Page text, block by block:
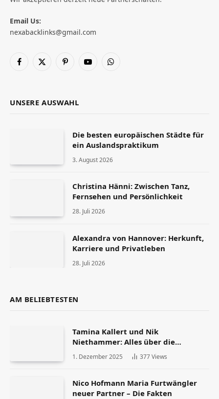
Email Us:
nexabacklinks@gmail.com
Facebook
X
PinterestYouTubeWhatsApp
UNSERE AUSWAHL
Die besten europäischen Städte für
ein Auslandspraktikum
3. August 2026
Christina Hänni: Zwischen Tanz,
Fernsehen und Persönlichkeit
28. Juli 2026
Alexandra von Hannover: Herkunft,
Karriere und Privatleben
28. Juli 2026
AM BELIEBTESTEN
Tamina Kallert und Nik
Niethammer: Alles über die
Scheidung und ihr Leben danach
1. Dezember 2025 377Views
Nico Hofmann Maria Furtwängler
neuer Partner – Die Fakten